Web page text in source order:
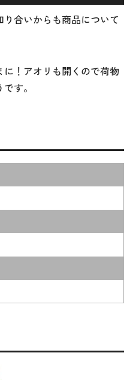
合いからも商品について
！アオリも開くので荷物
す。